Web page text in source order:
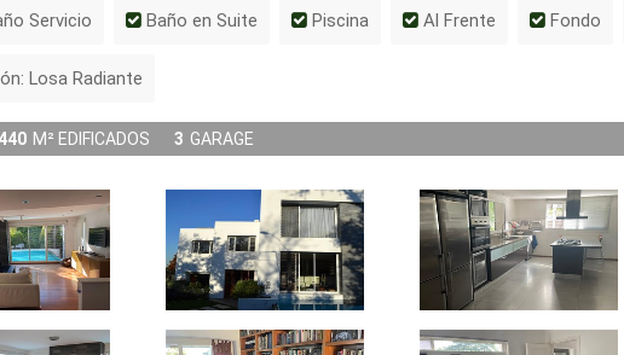
Servicio Baño en Suite Piscina Al Frente Fondo
Losa Radiante
M² EDIFICADOS 3 GARAGE